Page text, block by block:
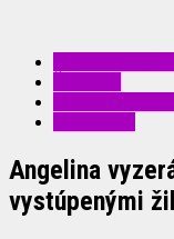
Angelina
vystúpenými